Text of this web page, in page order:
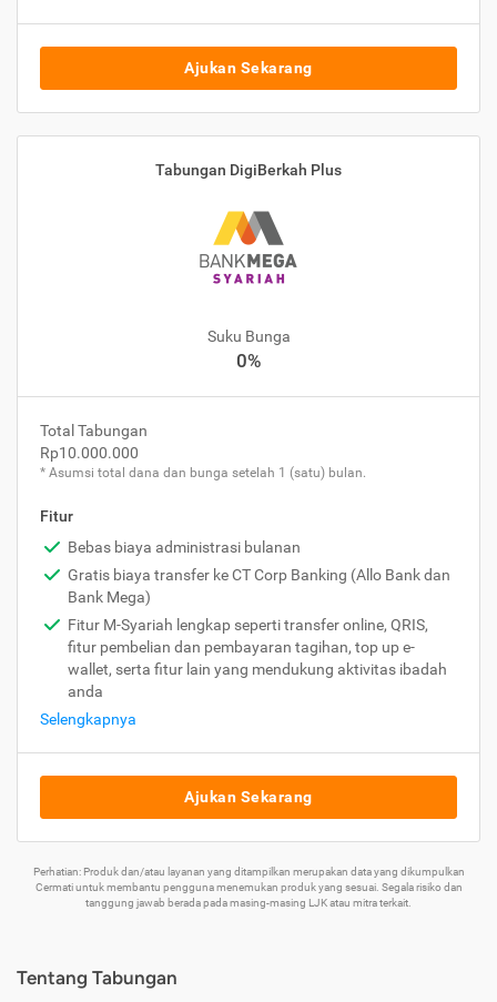
Ajukan Sekarang
Tabungan DigiBerkah Plus
Suku Bunga
0%
Total Tabungan
Rp10.000.000
* Asumsi total dana dan bunga setelah 1 (satu) bulan.
Fitur
Bebas biaya administrasi bulanan
Gratis biaya transfer ke CT Corp Banking (Allo Bank dan
Bank Mega)
Fitur M-Syariah lengkap seperti transfer online, QRIS,
fitur pembelian dan pembayaran tagihan, top up e-
wallet, serta fitur lain yang mendukung aktivitas ibadah
anda
Selengkapnya
Ajukan Sekarang
Perhatian: Produk dan/atau layanan yang ditampilkan merupakan data yang dikumpulkan
Cermati untuk membantu pengguna menemukan produk yang sesuai. Segala risiko dan
tanggung jawab berada pada masing-masing LJK atau mitra terkait.
Tentang Tabungan